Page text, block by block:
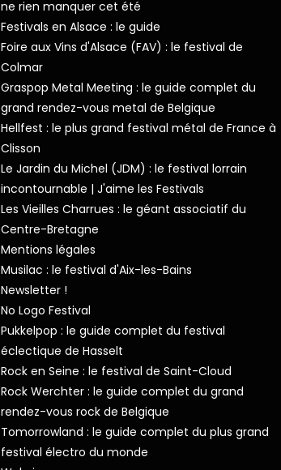
ne rien manquer cet été
Festivals en Alsace : le guide
Foire aux Vins d'Alsace (FAV) : le festival de
Colmar
Graspop Metal Meeting : le guide complet du
grand rendez-vous metal de Belgique
Hellfest : le plus grand festival métal de France à
Clisson
Le Jardin du Michel (JDM) : le festival lorrain
incontournable | J'aime les Festivals
Les Vieilles Charrues : le géant associatif du
Centre-Bretagne
Mentions légales
Musilac : le festival d'Aix-les-Bains
Newsletter !
No Logo Festival
Pukkelpop : le guide complet du festival
éclectique de Hasselt
Rock en Seine : le festival de Saint-Cloud
Rock Werchter : le guide complet du grand
rendez-vous rock de Belgique
Tomorrowland : le guide complet du plus grand
festival électro du monde